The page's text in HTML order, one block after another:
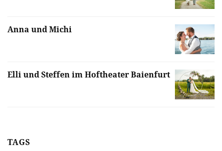
Anna und Michi
Elli und Steffen im Hoftheater Baienfurt
TAGS